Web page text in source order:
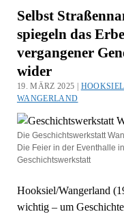
Selbst
spiegeln das Erbe
vergangener
wider
19. MÄRZ 2025 | HOOKSIEL
WANGERLAND
Die Geschichtswerkstatt
Die Feier in der Eventhalle
Geschichtswerkstatt
Hooksiel/Wangerland
wichtig – um